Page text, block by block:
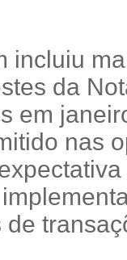
incluiu
da
em
nas